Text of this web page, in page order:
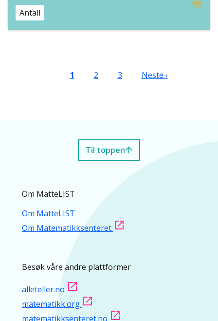
Antall
SiderNåværende side
1 Side
2 Side
3 Neste side
Neste ›
Til toppen
Om MatteLIST
Om MatteLIST
Om Matematikksenteret
Besøk våre andre plattformer
alleteller.no
matematikk.org
matematikksenteret.no